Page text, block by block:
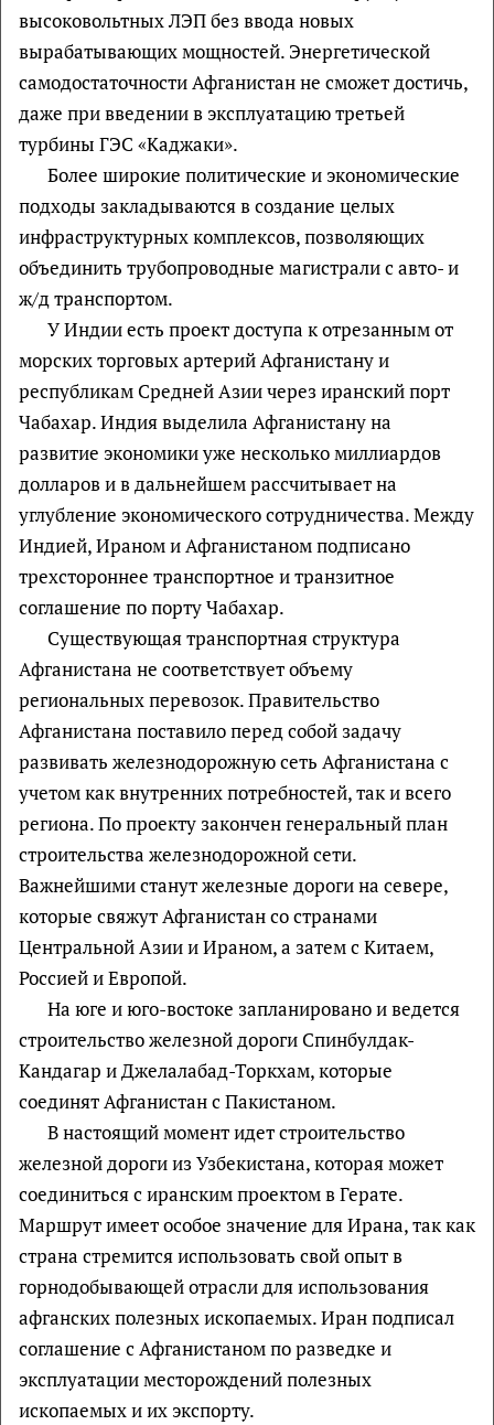
высоковольтных ЛЭП без ввода новых
вырабатывающих мощностей. Энергетической
самодостаточности Афганистан не сможет достичь,
даже при введении в эксплуатацию третьей
турбины ГЭС «Каджаки».
Более широкие политические и экономические
подходы закладываются в создание целых
инфраструктурных комплексов, позволяющих
объединить трубопроводные магистрали с авто- и
ж/д транспортом.
У Индии есть проект доступа к отрезанным от
морских торговых артерий Афганистану и
республикам Средней Азии через иранский порт
Чабахар. Индия выделила Афганистану на
развитие экономики уже несколько миллиардов
долларов и в дальнейшем рассчитывает на
углубление экономического сотрудничества. Между
Индией, Ираном и Афганистаном подписано
трехстороннее транспортное и транзитное
соглашение по порту Чабахар.
Существующая транспортная структура
Афганистана не соответствует объему
региональных перевозок. Правительство
Афганистана поставило перед собой задачу
развивать железнодорожную сеть Афганистана с
учетом как внутренних потребностей, так и всего
региона. По проекту закончен генеральный план
строительства железнодорожной сети.
Важнейшими станут железные дороги на севере,
которые свяжут Афганистан со странами
Центральной Азии и Ираном, а затем с Китаем,
Россией и Европой.
На юге и юго-востоке запланировано и ведется
строительство железной дороги Спинбулдак-
Кандагар и Джелалабад-Торкхам, которые
соединят Афганистан с Пакистаном.
В настоящий момент идет строительство
железной дороги из Узбекистана, которая может
соединиться с иранским проектом в Герате.
Маршрут имеет особое значение для Ирана, так как
страна стремится использовать свой опыт в
горнодобывающей отрасли для использования
афганских полезных ископаемых. Иран подписал
соглашение с Афганистаном по разведке и
эксплуатации месторождений полезных
ископаемых и их экспорту.